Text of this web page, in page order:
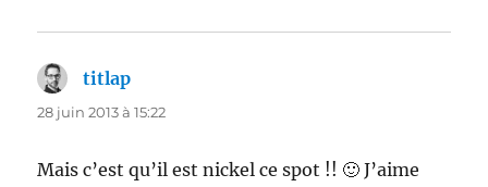
titlap
28 juin 2013 à 15:22
Mais c’est qu’il est nickel ce spot !! 🙂 J’aime